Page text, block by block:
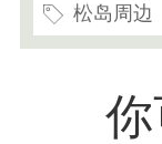
松岛周边